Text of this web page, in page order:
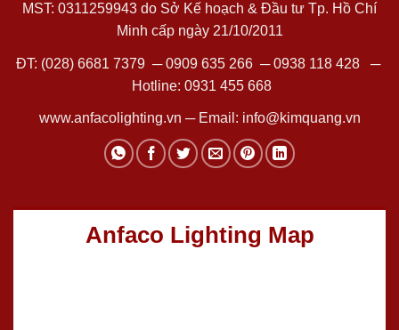
MST: 0311259943 do Sở Kế hoạch & Đầu tư Tp. Hồ Chí
Minh cấp ngày 21/10/2011
ĐT: (028) 6681 7379 ─0909 635 266─0938 118 428─
Hotline: 0931 455 668
www.anfacolighting.vn ─ Email: info@kimquang.vn
Anfaco Lighting Map